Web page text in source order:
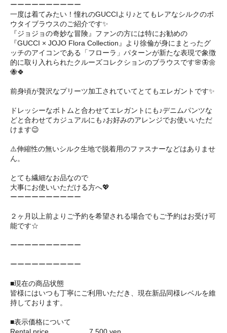
ーーーーーーーーーー
一度は着てみたい！憧れのGUCCIより♪とてもレアなシルクのボ
ウタイブラウスのご紹介です✨
『ジョジョの奇妙な冒険』ファンの方には特にお勧めの
『GUCCI × JOJO Flora Collection』より徐倫が身にまとったグ
ッチのアイコンである「フローラ」パターンが新たな表現で象徴
的に取り入れられたクルーズコレクションのブラウスです🌸🦋🌼
🐝🍀
前身頃が贅沢なプリーツ加工されていてとてもエレガントです✨
ドレッシーなボトムと合わせてエレガントにも♪デニムパンツな
どと合わせてカジュアルにも♪お好みのアレンジでお使いいただ
けます😉
⚠️伸縮性の無いシルク生地で脱着用のファスナーなどはありませ
ん。
とても繊細なお品なので
大事にお使いいただける方へ💖
ーーーーーーーーーー
２ヶ月以上前よりご予約を希望される場合でもご予約はお受け可
能です☆
ーーーーーーーーーー
ーーーーーーーーーー
■現在の商品状態
皆様にはいつも丁寧にご利用いただき、現在新品同様レベルを維
持しております。
■表示価格について